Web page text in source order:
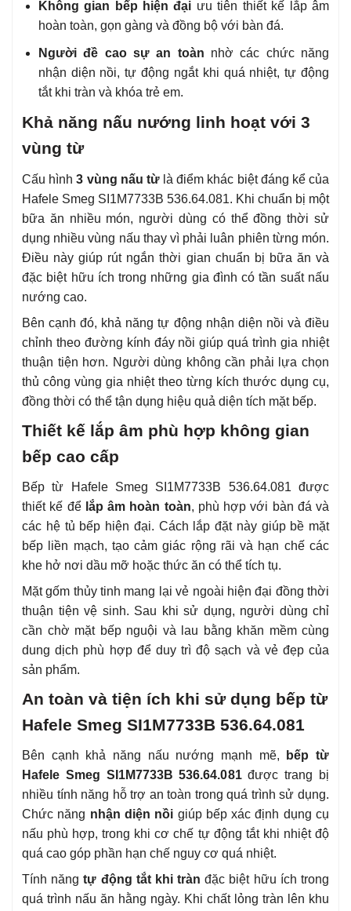
Không gian bếp hiện đại ưu tiên thiết kế lắp âm
hoàn toàn, gọn gàng và đồng bộ với bàn đá.
Người đề cao sự an toàn nhờ các chức năng
nhận diện nồi, tự động ngắt khi quá nhiệt, tự động
tắt khi tràn và khóa trẻ em.
Khả năng nấu nướng linh hoạt với 3
vùng từ
Cấu hình3 vùng nấu từlà điểm khác biệt đáng kể của
Hafele Smeg SI1M7733B 536.64.081. Khi chuẩn bị một
bữa ăn nhiều món, người dùng có thể đồng thời sử
dụng nhiều vùng nấu thay vì phải luân phiên từng món.
Điều này giúp rút ngắn thời gian chuẩn bị bữa ăn và
đặc biệt hữu ích trong những gia đình có tần suất nấu
nướng cao.
Bên cạnh đó, khả năng tự động nhận diện nồi và điều
chỉnh theo đường kính đáy nồi giúp quá trình gia nhiệt
thuận tiện hơn. Người dùng không cần phải lựa chọn
thủ công vùng gia nhiệt theo từng kích thước dụng cụ,
đồng thời có thể tận dụng hiệu quả diện tích mặt bếp.
Thiết kế lắp âm phù hợp không gian
bếp cao cấp
Bếp từ Hafele Smeg SI1M7733B 536.64.081 được
thiết kế để lắp âm hoàn toàn, phù hợp với bàn đá và
các hệ tủ bếp hiện đại. Cách lắp đặt này giúp bề mặt
bếp liền mạch, tạo cảm giác rộng rãi và hạn chế các
khe hở nơi dầu mỡ hoặc thức ăn có thể tích tụ.
Mặt gốm thủy tinh mang lại vẻ ngoài hiện đại đồng thời
thuận tiện vệ sinh. Sau khi sử dụng, người dùng chỉ
cần chờ mặt bếp nguội và lau bằng khăn mềm cùng
dung dịch phù hợp để duy trì độ sạch và vẻ đẹp của
sản phẩm.
An toàn và tiện ích khi sử dụng bếp từ
Hafele Smeg SI1M7733B 536.64.081
Bên cạnh khả năng nấu nướng mạnh mẽ,
bếp từ
Hafele Smeg SI1M7733B 536.64.081được trang bị
nhiều tính năng hỗ trợ an toàn trong quá trình sử dụng.
Chức năng nhận diện nồi giúp bếp xác định dụng cụ
nấu phù hợp, trong khi cơ chế tự động tắt khi nhiệt độ
quá cao góp phần hạn chế nguy cơ quá nhiệt.
Tính năngtự động tắt khi tràn đặc biệt hữu ích trong
quá trình nấu ăn hằng ngày. Khi chất lỏng tràn lên khu